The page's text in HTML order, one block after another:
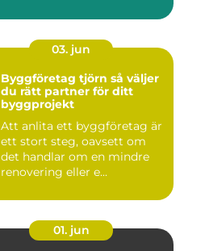
03. jun
Byggföretag tjörn så väljer
du rätt partner för ditt
byggprojekt
Att anlita ett byggföretag är
ett stort steg, oavsett om
det handlar om en mindre
renovering eller e...
01. jun